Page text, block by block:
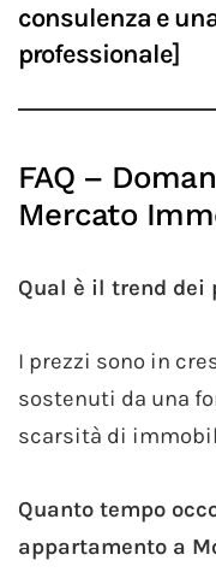
consulenza e
professionale]
FAQ –
Mercato
Qual è il trend dei
I prezzi sono in
sostenuti da una
scarsità di
Quanto tempo
appartamento a